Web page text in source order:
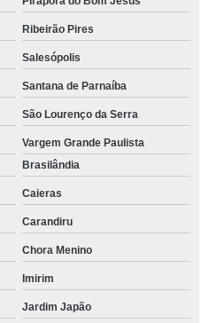
Ribeirão Pires
Salesópolis
Santana de Parnaíba
São Lourenço da Serra
Vargem Grande Paulista
Brasilândia
Caieras
Carandiru
Chora Menino
Imirim
Jardim Japão